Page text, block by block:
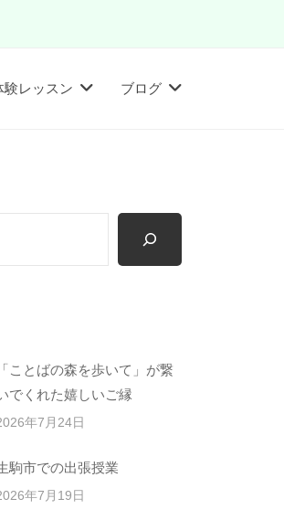
験レッスン ブログ
「ことばの森を歩いて」が繋
でくれた嬉しいご縁
年7月24日
駒市での出張授業
年7月19日